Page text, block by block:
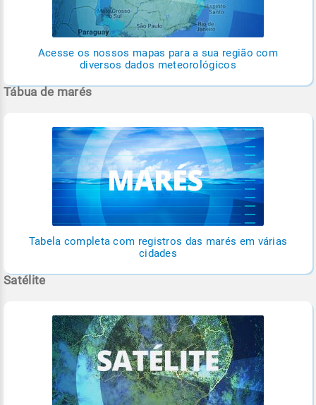
Acesse os nossos mapas para a sua região com
diversos dados meteorológicos
Tábua de marés
Tabela completa com registros das marés em várias
cidades
Satélite